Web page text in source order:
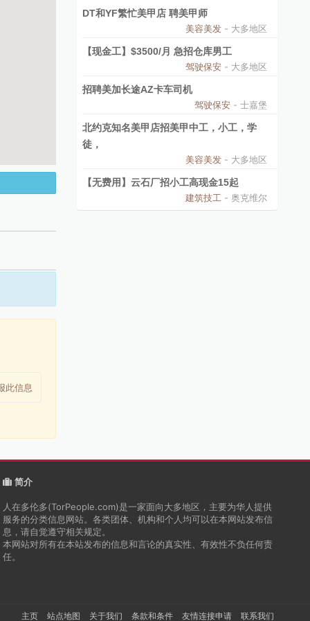
此信息
DT和YF繁忙美甲店 聘美甲师
美容美发 - 大多地区
【现金工】$3500/月 急招仓库男工
驾驶保安 - 大多地区
招聘美加长途AZ卡车司机
驾驶保安 - 士嘉堡
北约克知名美甲店招美甲中工，小工，学
徒，
美容美发 - 大多地区
【无费用】云石厂招小工高现金15起
建筑技工 - 奥克维尔
简介
人在多伦多(TorPeople.com)是一家面向大多地区，主要为华人提供
服务的分类信息网站。各类团体、机构和个人均可以在本网站发布信
息，请自觉遵守相关规定。
本网站对所有在本站发布的信息和言论的真实性、有效性不负任何责
任。
主页 站点地图 关于我们 条款和条件 友情连接申请 联系我们